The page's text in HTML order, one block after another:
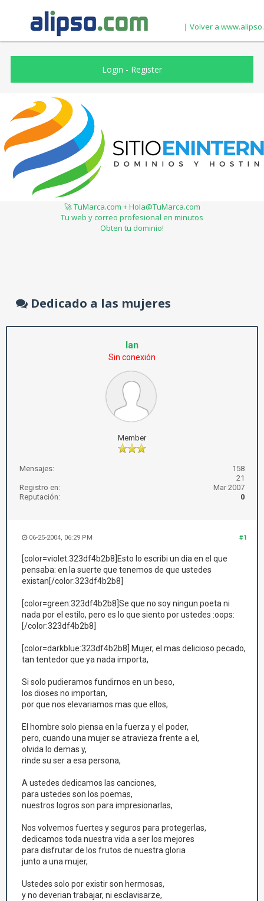
| Volver a
Login - Register
🚀 TuMarca.com + Hola@TuMarca.com
Tu web y correo profesional en minutos
Obten tu dominio!
Dedicado a las mujeres
Ian
Sin conexión
Member
Mensajes:
158
21
Registro en:
Mar 2007
Reputación:
0
#1
06-25-2004, 06:29 PM
[color=violet:323df4b2b8]Esto lo escribi un dia en el que
pensaba: en la suerte que tenemos de que ustedes
existan[/color:323df4b2b8]
[color=green:323df4b2b8]Se que no soy ningun poeta ni
nada por el estilo, pero es lo que siento por ustedes :oops:
[/color:323df4b2b8]
[color=darkblue:323df4b2b8] Mujer, el mas delicioso pecado,
tan tentedor que ya nada importa,
Si solo pudieramos fundirnos en un beso,
los dioses no importan,
por que nos elevariamos mas que ellos,
El hombre solo piensa en la fuerza y el poder,
pero, cuando una mujer se atravieza frente a el,
olvida lo demas y,
rinde su ser a esa persona,
A ustedes dedicamos las canciones,
para ustedes son los poemas,
nuestros logros son para impresionarlas,
Nos volvemos fuertes y seguros para protegerlas,
dedicamos toda nuestra vida a ser los mejores
para disfrutar de los frutos de nuestra gloria
junto a una mujer,
Ustedes solo por existir son hermosas,
y no deverian trabajar, ni esclavisarze,